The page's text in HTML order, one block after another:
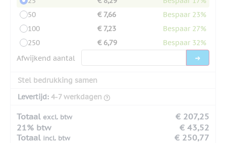
50
€ 7,66
Bespaar 23%
100
€ 7,23
Bespaar 27%
250
€ 6,79
Bespaar 32%
Afwijkend aantal
Stel bedrukking samen
Levertijd: 4-7 werkdagen
Totaal excl. btw
€ 207,25
21% btw
€ 43,52
Totaal incl. btw € 250,77